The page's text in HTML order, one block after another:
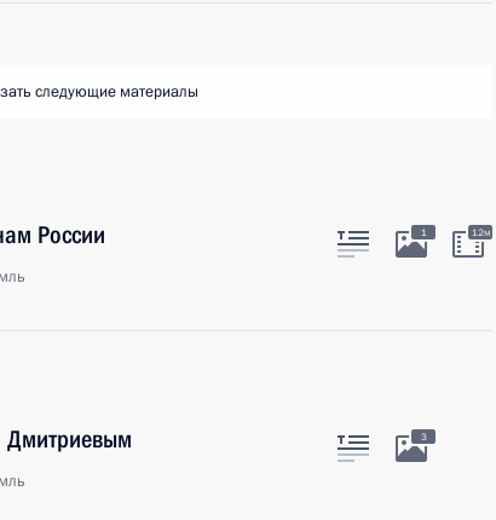
следующие материалы
России
1 12м
Дмитриевым
3